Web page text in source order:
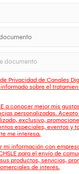
Privacidad de Canales
sobre el
a conocer mejor mis
personalizadas. Acepto
exclusivo,
especiales, eventos y
me interesa.
mi información con
para el envío de
productos, servicios,
de interés.